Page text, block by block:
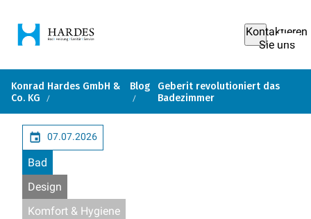
Kontaktieren
Sie uns
Konrad Hardes GmbH &
Co. KG
Blog
Geberit revolutioniert das
Badezimmer
07.07.2026
Bad
Design
Komfort & Hygiene